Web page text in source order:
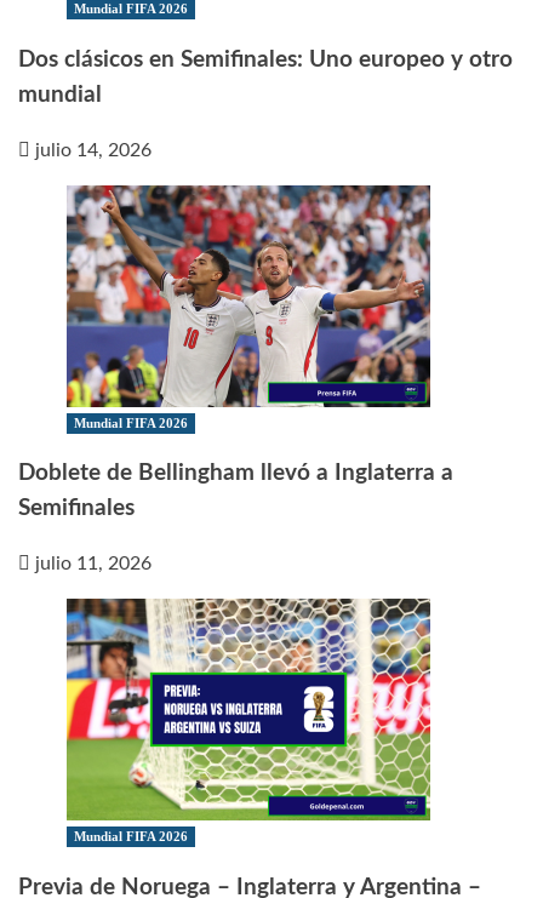
Mundial FIFA 2026
Dos clásicos en Semifinales: Uno europeo y otro
mundial
julio 14, 2026
Mundial FIFA 2026
Doblete de Bellingham llevó a Inglaterra a
Semifinales
julio 11, 2026
Mundial FIFA 2026
Previa de Noruega – Inglaterra y Argentina –